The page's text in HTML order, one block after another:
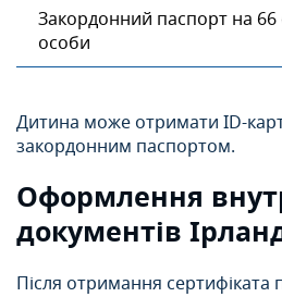
Закордонний паспорт на 66
особи
Дитина може отримати ID-
закордонним паспортом.
Оформлення
документів
Після отримання сертифіката